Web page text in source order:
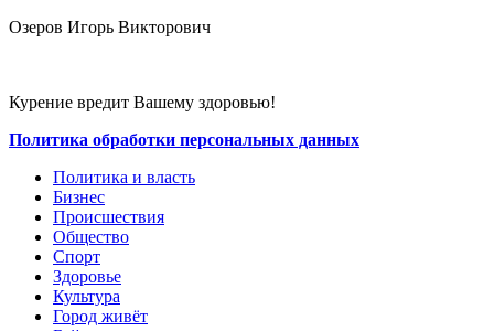
Озеров Игорь Викторович
Курение вредит Вашему здоровью!
Политика обработки персональных данных
Политика и власть
Бизнес
Происшествия
Общество
Cпорт
Здоровье
Культура
Город живёт